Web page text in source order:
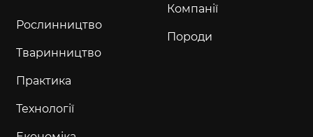
Рослинництво
Тваринництво
Практика
Технології
Компанії
Породи